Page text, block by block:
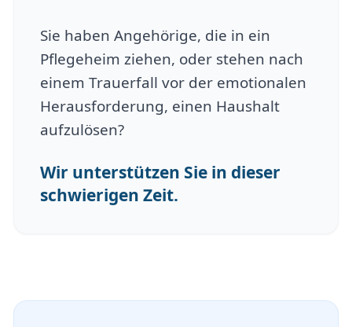
Sie haben Angehörige, die in ein
Pflegeheim ziehen, oder stehen nach
einem Trauerfall vor der emotionalen
Herausforderung, einen Haushalt
aufzulösen?
Wir unterstützen Sie in dieser
schwierigen Zeit.